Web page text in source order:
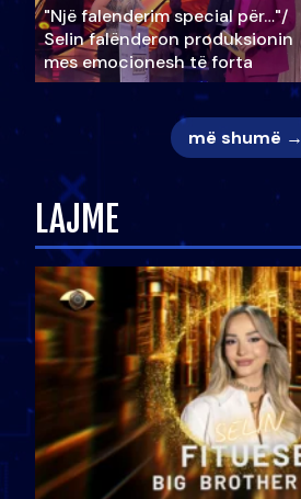
"Një falenderim special për…"/
Selin falënderon produksionin
mes emocionesh të forta
më shumë →
LAJME